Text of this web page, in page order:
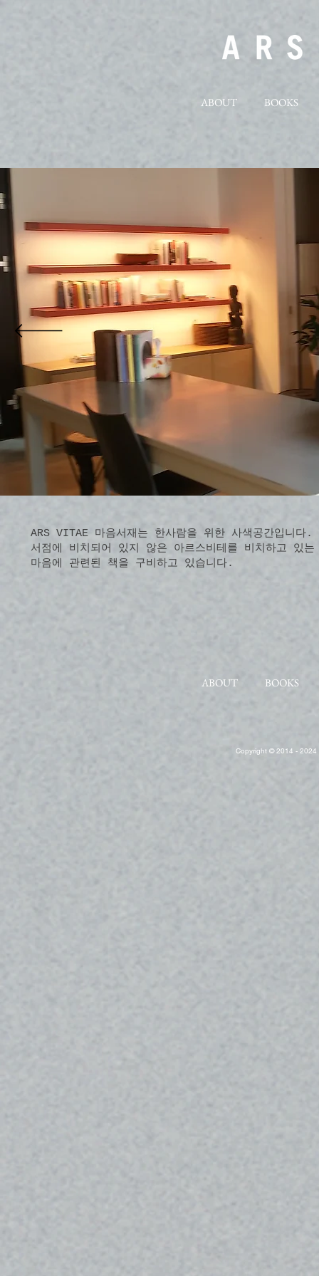
ABOUT BOOKS
ARS VITAE 마음서재는 한사람을 위한 사색공간입니다.
서점에 비치되어 있지 않은 아르스비테를 비치하고 있
​마음에 관련된 책을 구비하고 있습니다.
ABOUT BOOKS
Copyright © 2014 - 2024